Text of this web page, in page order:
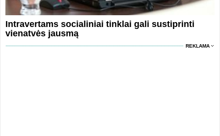
Intravertams socialiniai tinklai gali sustiprinti
vienatvės jausmą
REKLAMA